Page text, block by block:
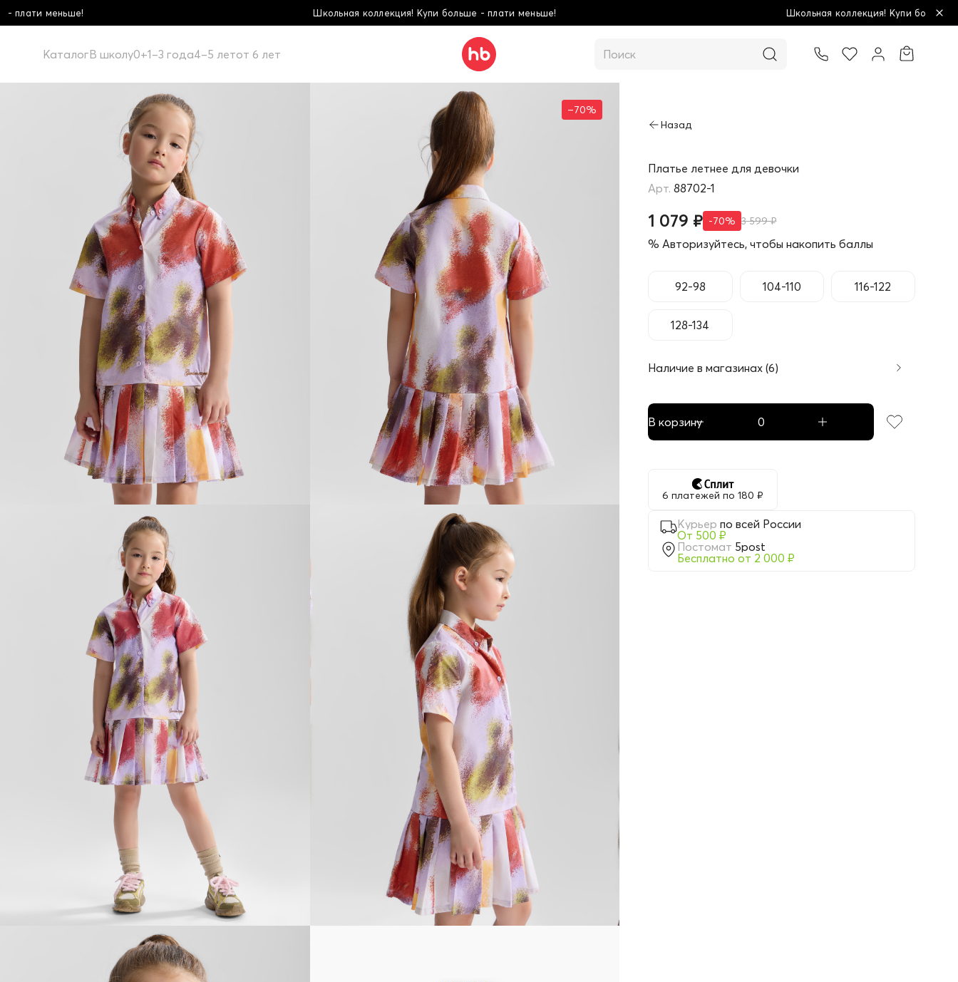
Школьная коллекция! Купи больше - плати меньше! Школьная коллекция! Купи больше - плати меньше!
КаталогВ школу0+1–3 года4–5 летот 6 лет
Платье летнее для девочки
88702-1
1 079 ₽ -70% 3 599 ₽
% Авторизуйтесь, чтобы накопить баллы
92-98 104-110 116-122
128-134
Наличие в магазинах (6)
В корзину
6 платежей по 180 ₽
Курьер по всей России
От 500 ₽
Постомат 5post
Бесплатно от 2 000 ₽
–70%
Товар добавлен в корзину